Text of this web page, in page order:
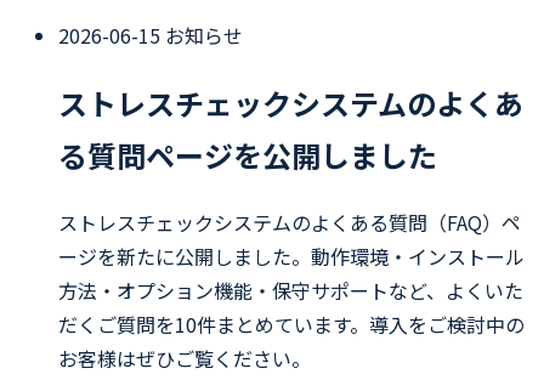
2026-06-15 お知らせ
ストレスチェックシステムのよくあ
る質問ページを公開しました
ストレスチェックシステムのよくある質問（FAQ）ペ
ージを新たに公開しました。動作環境・インストール
方法・オプション機能・保守サポートなど、よくいた
だくご質問を10件まとめています。導入をご検討中の
お客様はぜひご覧ください。